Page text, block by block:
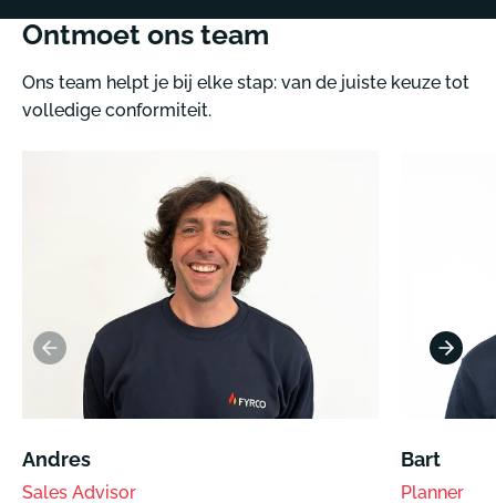
Ontmoet ons team
Ons team helpt je bij elke stap: van de juiste keuze tot
volledige conformiteit.
Andres
Sales Advisor
Bart
Planner